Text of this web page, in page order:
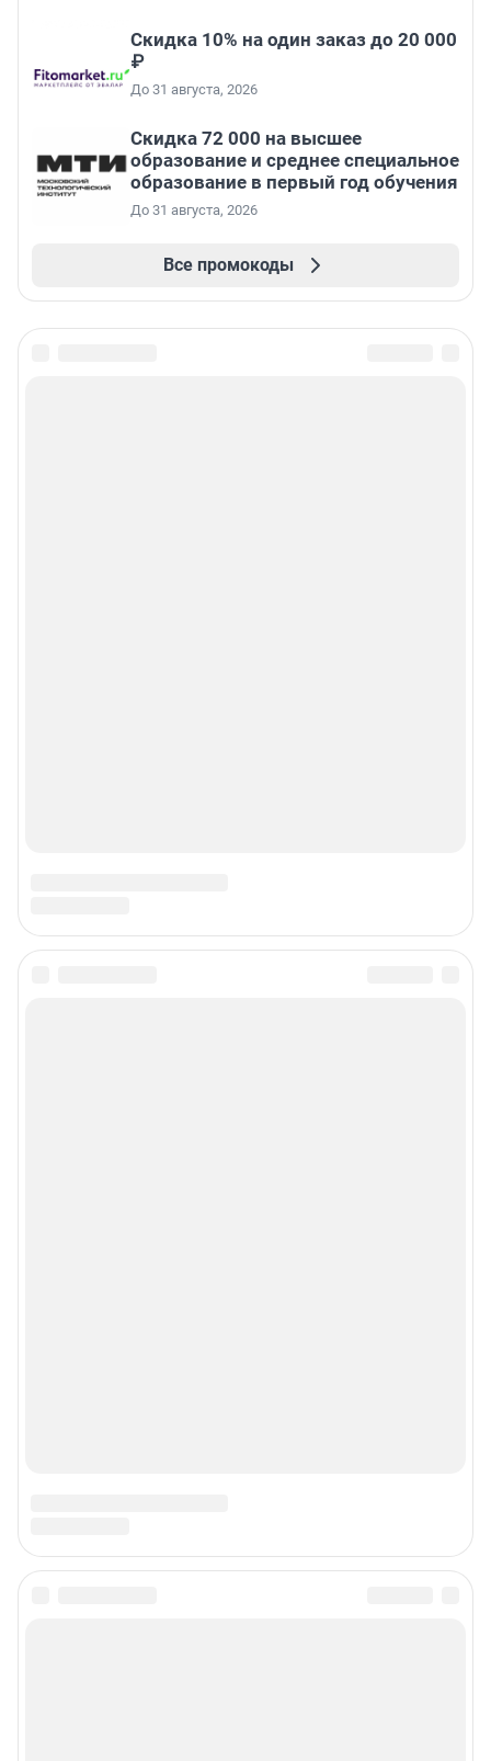
Скидка 10% на один заказ до 20 000
₽
До 31 августа, 2026
Скидка 72 000 на высшее
образование и среднее специальное
образование в первый год обучения
До 31 августа, 2026
Все промокоды